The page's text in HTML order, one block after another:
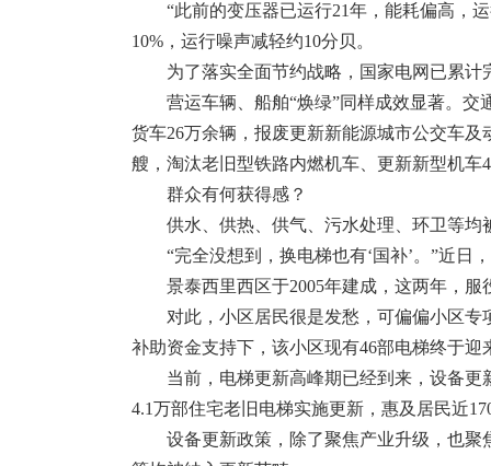
“此前的变压器已运行21年，能耗偏高，
10%，运行噪声减轻约10分贝。
为了落实全面节约战略，国家电网已累
营运车辆、船舶“焕绿”同样成效显著。
货车26万余辆，报废更新新能源城市公交车
艘，淘汰老旧型铁路内燃机车、更新新型机车
群众有何获得感？
供水、供热、供气、污水处理、环卫等均
“完全没想到，换电梯也有‘国补’。”近
景泰西里西区于2005年建成，这两年，服
对此，小区居民很是发愁，可偏偏小区
补助资金支持下，该小区现有46部电梯终于迎
当前，电梯更新高峰期已经到来，设备
4.1万部住宅老旧电梯实施更新，惠及居民近
设备更新政策，除了聚焦产业升级，也